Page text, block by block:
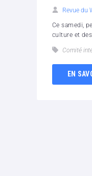
Revue du
Ce samedi,
culture et
Comité
EN